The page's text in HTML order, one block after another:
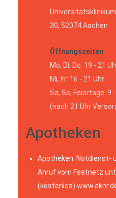
30, 52074 Aachen
Öffnungszeiten
Mo, Di, Do: 19 - 21
Mi, Fr: 16 - 21 Uhr
Sa, So, Feiertage: 9
(nach 21 Uhr
Apotheken
Apotheken: Notdienst-
Anruf vom Festnetz
(kostenlos)